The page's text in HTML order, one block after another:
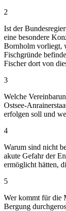
2
Ist der
eine besondere
Bornholm vorliegt,
Fischgründe
Fischer dort von
3
Welche
Ostsee-
erfolgen soll und
4
Warum sind nicht
akute Gefahr der
ermöglicht hätten,
5
Wer kommt für die
Bergung